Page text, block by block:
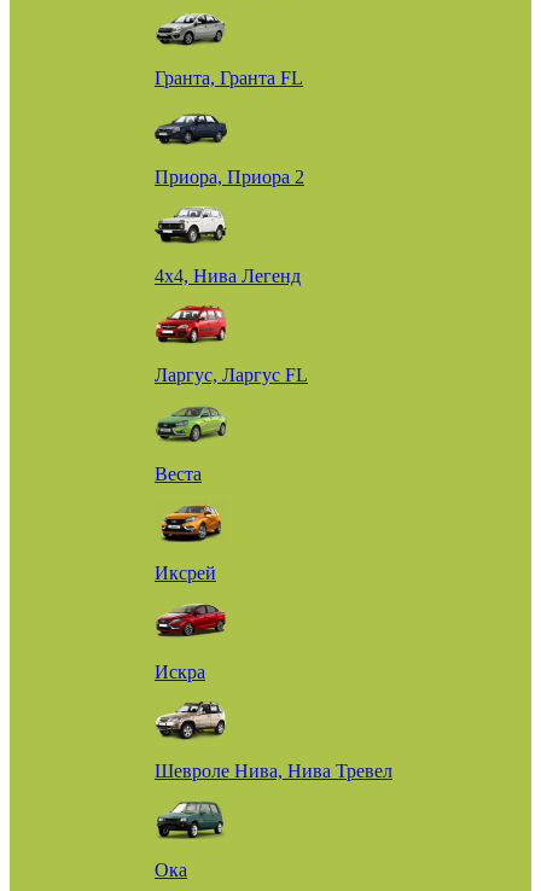
Гранта, Гранта FL
Приора, Приора 2
4х4, Нива Легенд
Ларгус, Ларгус FL
Веста
Иксрей
Искра
Шевроле Нива, Нива Тревел
Ока